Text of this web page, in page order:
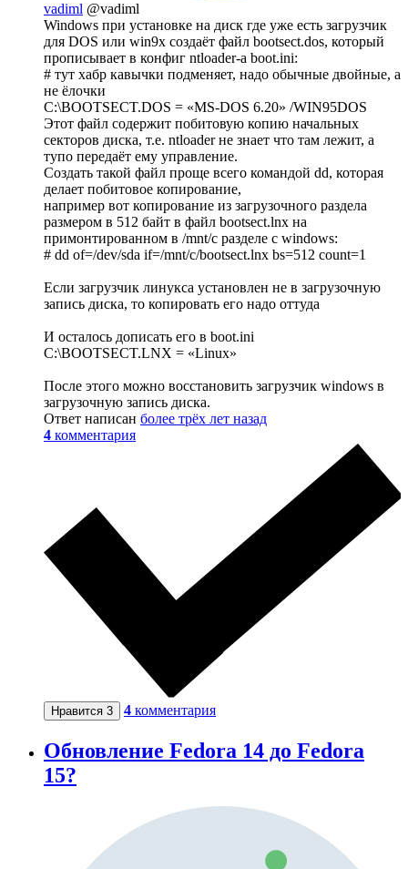
vadiml @vadiml
Windows при установке на диск где уже есть загрузчик
для DOS или win9x создаёт файл bootsect.dos, который
прописывает в конфиг ntloader-а boot.ini:
# тут хабр кавычки подменяет, надо обычные двойные, а
не ёлочки
C:\BOOTSECT.DOS = «MS-DOS 6.20» /WIN95DOS
Этот файл содержит побитовую копию начальных
секторов диска, т.е. ntloader не знает что там лежит, а
тупо передаёт ему управление.
Создать такой файл проще всего командой dd, которая
делает побитовое копирование,
например вот копирование из загрузочного раздела
размером в 512 байт в файл bootsect.lnx на
примонтированном в /mnt/c разделе с windows:
# dd of=/dev/sda if=/mnt/c/bootsect.lnx bs=512 count=1
Если загрузчик линукса установлен не в загрузочную
запись диска, то копировать его надо оттуда
И осталось дописать его в boot.ini
C:\BOOTSECT.LNX = «Linux»
После этого можно восстановить загрузчик windows в
загрузочную запись диска.
Ответ написан более трёх лет назад
4 комментария
Нравится 3 4 комментария
Обновление Fedora 14 до Fedora
15?